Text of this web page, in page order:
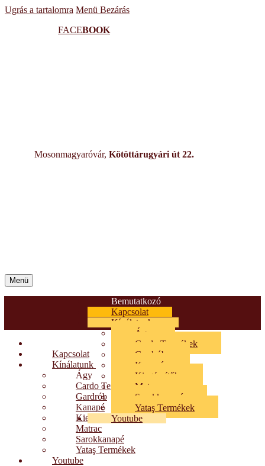
Ugrás a tartalomra Menü Bezárás
FACEBOOK
Mosonmagyaróvár, Kötöttárugyári út 22.
Menü
Bemutatkozó
Kapcsolat
Kínálatunk
Ágy
Cardo Termékek
Gardrób
Kanapé
Kiegészítők
Matrac
Sarokkanapé
Yataş Termékek
Youtube
Bemutatkozó
Kapcsolat
Kínálatunk
Ágy
Cardo Termékek
Gardrób
Kanapé
Kiegészítők
Matrac
Sarokkanapé
Yataş Termékek
Youtube